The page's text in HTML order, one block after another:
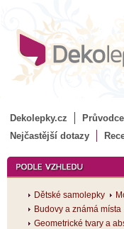
Dekolepky.cz
Nejčastější dotazy
Dětské samolepky
Budovy a známá místa
Geometrické tvary a